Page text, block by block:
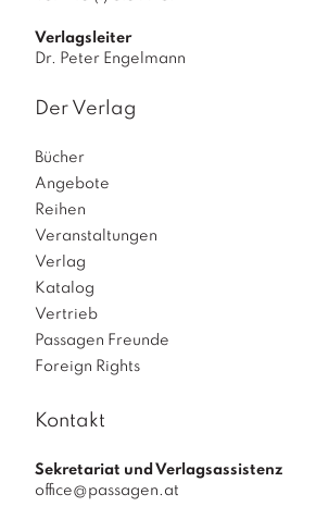
Verlagsleiter
Dr. Peter Engelmann
Der Verlag
Bücher
Angebote
Reihen
Veranstaltungen
Verlag
Katalog
Vertrieb
Passagen Freunde
Foreign Rights
Kontakt
Sekretariat und Verlagsassistenz
office@passagen.at